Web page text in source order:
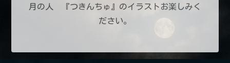
月の人 『つきんちゅ』のイラストお楽しみく
ださい。